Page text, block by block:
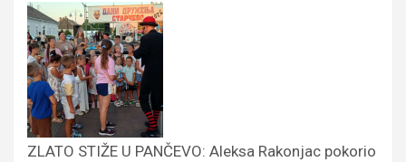
ZLATO STIŽE U PANČEVO: Aleksa Rakonjac pokorio